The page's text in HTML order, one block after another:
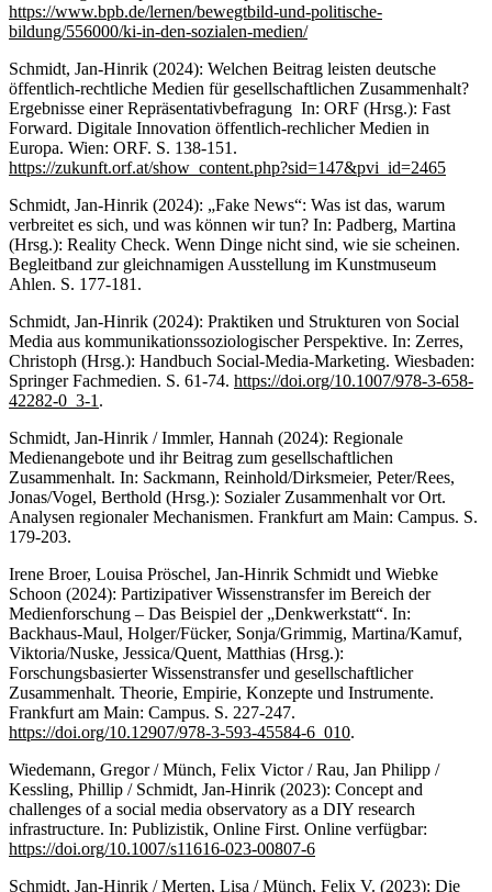
https://www.bpb.de/lernen/bewegtbild-und-politische-
bildung/556000/ki-in-den-sozialen-medien/
Schmidt, Jan-Hinrik (2024): Welchen Beitrag leisten deutsche
öffentlich-rechtliche Medien für gesellschaftlichen Zusammenhalt?
Ergebnisse einer Repräsentativbefragung In: ORF (Hrsg.): Fast
Forward. Digitale Innovation öffentlich-rechlicher Medien in
Europa. Wien: ORF. S. 138-151.
https://zukunft.orf.at/show_content.php?sid=147&pvi_id=2465
Schmidt, Jan-Hinrik (2024): „Fake News“: Was ist das, warum
verbreitet es sich, und was können wir tun? In: Padberg, Martina
(Hrsg.): Reality Check. Wenn Dinge nicht sind, wie sie scheinen.
Begleitband zur gleichnamigen Ausstellung im Kunstmuseum
Ahlen. S. 177-181.
Schmidt, Jan-Hinrik (2024): Praktiken und Strukturen von Social
Media aus kommunikationssoziologischer Perspektive. In: Zerres,
Christoph (Hrsg.): Handbuch Social-Media-Marketing. Wiesbaden:
Springer Fachmedien. S. 61-74. https://doi.org/10.1007/978-3-658-
42282-0_3-1 .
Schmidt, Jan-Hinrik / Immler, Hannah (2024): Regionale
Medienangebote und ihr Beitrag zum gesellschaftlichen
Zusammenhalt. In: Sackmann, Reinhold/Dirksmeier, Peter/Rees,
Jonas/Vogel, Berthold (Hrsg.): Sozialer Zusammenhalt vor Ort.
Analysen regionaler Mechanismen. Frankfurt am Main: Campus. S.
179-203.
Irene Broer, Louisa Pröschel, Jan-Hinrik Schmidt und Wiebke
Schoon (2024): Partizipativer Wissenstransfer im Bereich der
Medienforschung – Das Beispiel der „Denkwerkstatt“. In:
Backhaus-Maul, Holger/Fücker, Sonja/Grimmig, Martina/Kamuf,
Viktoria/Nuske, Jessica/Quent, Matthias (Hrsg.):
Forschungsbasierter Wissenstransfer und gesellschaftlicher
Zusammenhalt. Theorie, Empirie, Konzepte und Instrumente.
Frankfurt am Main: Campus. S. 227-247.
https://doi.org/10.12907/978-3-593-45584-6_010.
Wiedemann, Gregor / Münch, Felix Victor / Rau, Jan Philipp /
Kessling, Phillip / Schmidt, Jan-Hinrik (2023): Concept and
challenges of a social media observatory as a DIY research
infrastructure. In: Publizistik, Online First. Online verfügbar:
https://doi.org/10.1007/s11616-023-00807-6
Schmidt, Jan-Hinrik / Merten, Lisa / Münch, Felix V. (2023): Die